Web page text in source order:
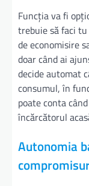
Funcția va fi
trebuie să faci
de economisire
doar când ai
decide automat
consumul, în
poate conta
încărcătorul
Autonomia